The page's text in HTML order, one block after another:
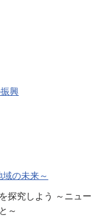
興
の未来～
探究しよう ～ニュー
～